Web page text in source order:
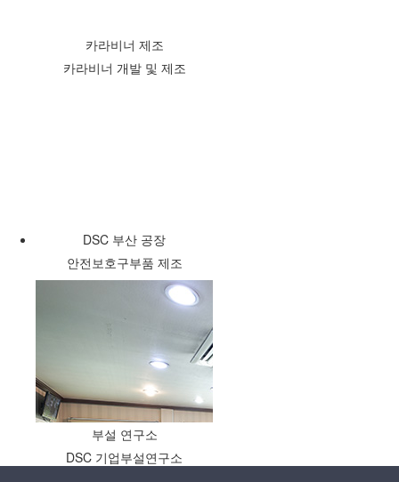
카라비너 제조
카라비너 개발 및 제조
DSC 부산 공장
안전보호구부품 제조
부설 연구소
DSC 기업부설연구소